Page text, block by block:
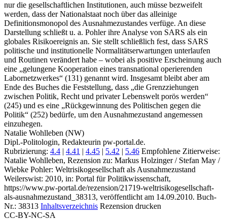
nur die gesellschaftlichen Institutionen, auch müsse bezweifelt
werden, dass der Nationalstaat noch über das alleinige
Definitionsmonopol des Ausnahmezustandes verfüge. An diese
Darstellung schließt u. a. Pohler ihre Analyse von SARS als ein
globales Risikoereignis an. Sie stellt schließlich fest, dass SARS
politische und institutionelle Normalitätserwartungen unterlaufen
und Routinen verändert habe – wobei als positive Erscheinung auch
eine „gelungene Kooperation eines transnational operierenden
Labornetzwerkes“ (131) genannt wird. Insgesamt bleibt aber am
Ende des Buches die Feststellung, dass „die Grenzziehungen
zwischen Politik, Recht und privater Lebenswelt porös werden“
(245) und es eine „Rückgewinnung des Politischen gegen die
Politik“ (252) bedürfe, um den Ausnahmezustand angemessen
einzuhegen.
Natalie Wohlleben (NW)
Dipl.-Politologin, Redakteurin pw-portal.de.
Rubrizierung: 4.4 | 4.41 | 4.45 | 5.42 | 5.46 Empfohlene Zitierweise:
Natalie Wohlleben, Rezension zu: Markus Holzinger / Stefan May /
Wiebke Pohler: Weltrisikogesellschaft als Ausnahmezustand
Weilerswist: 2010, in: Portal für Politikwissenschaft,
https://www.pw-portal.de/rezension/21719-weltrisikogesellschaft-
als-ausnahmezustand_38313, veröffentlicht am 14.09.2010. Buch-
Nr.: 38313 Inhaltsverzeichnis Rezension drucken
CC-BY-NC-SA